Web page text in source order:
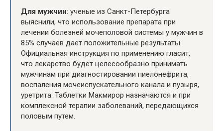
Для мужчин: ученые из Санкт-Петербурга
выяснили, что использование препарата при
лечении болезней мочеполовой системы у мужчин в
85% случаев дает положительные результаты.
Официальная инструкция по применению гласит,
что лекарство будет целесообразно принимать
мужчинам при диагностировании пиелонефрита,
воспаления мочеиспускательного канала и пузыря,
уретрита. Таблетки Макмирор назначаются и при
комплексной терапии заболеваний, передающихся
половым путем.